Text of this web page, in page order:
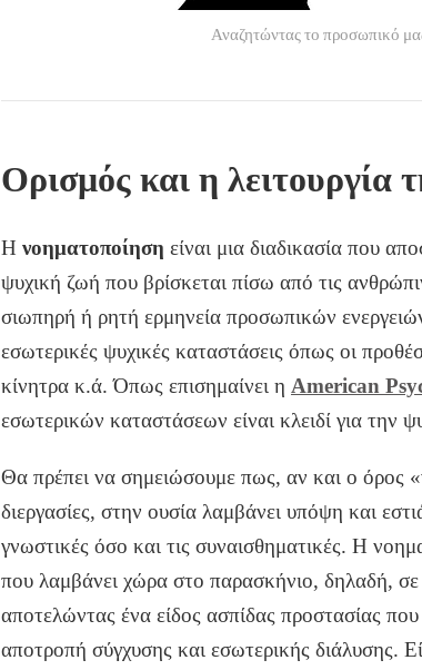
Αναζητώντας το προσωπικό
Ορισμός και η λειτουργία
Η νοηματοποίηση είναι μια διαδικασία που
ψυχική ζωή που βρίσκεται πίσω από τις
σιωπηρή ή ρητή ερμηνεία προσωπικών
εσωτερικές ψυχικές καταστάσεις όπως οι
κίνητρα κ.ά. Όπως επισημαίνει η American
εσωτερικών καταστάσεων είναι κλειδί για την
Θα πρέπει να σημειώσουμε πως, αν και ο όρος
διεργασίες, στην ουσία λαμβάνει υπόψη και
γνωστικές όσο και τις συναισθηματικές. Η
που λαμβάνει χώρα στο παρασκήνιο, δηλαδή,
αποτελώντας ένα είδος ασπίδας προστασίας
αποτροπή σύγχυσης και εσωτερικής διάλυσης.